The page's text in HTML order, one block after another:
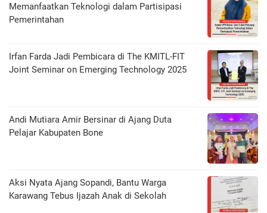
Memanfaatkan Teknologi dalam Partisipasi
Pemerintahan
Irfan Farda Jadi Pembicara di The KMITL-FIT
Joint Seminar on Emerging Technology 2025
Andi Mutiara Amir Bersinar di Ajang Duta
Pelajar Kabupaten Bone
Aksi Nyata Ajang Sopandi, Bantu Warga
Karawang Tebus Ijazah Anak di Sekolah